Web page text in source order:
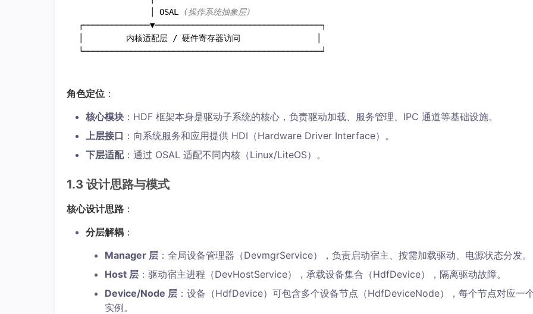
               │ OSAL
(操作系统抽象层)
┌──────────────▼───────────────────────────────────┐
│         内核适配层 / 硬件寄存器访问                │
角色定位 ：
核心模块 ：HDF 框架本身是驱动子系统的核心，负责驱动加载、服务管理、IPC 通道等基础设施。
上层接口 ：向系统服务和应用提供 HDI（Hardware Driver Interface）。
下层适配：通过 OSAL 适配不同内核（Linux/LiteOS）。
1.3 设计思路与模式
核心设计思路 ：
分层解耦 ：
Manager 层 ：全局设备管理器（DevmgrService），负责启动宿主、按需加载驱动、电源状态分发。
Host 层 ：驱动宿主进程（DevHostService），承载设备集合（HdfDevice），隔离驱动故障。
Device/Node 层 ：设备（HdfDevice）可包含多个设备节点（HdfDeviceNode），每个节点对应一
实例。